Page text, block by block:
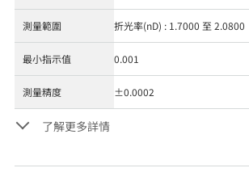
測量範圍 折光率(nD) : 1.7000 至 2.0800
最小指示值 0.001
測量精度 ±0.0002
了解更多詳情